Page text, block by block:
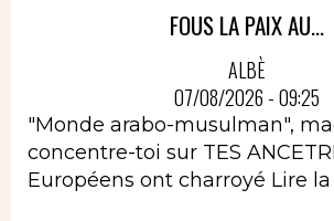
FOUS LA PAIX AU...
ALBÈ
07/08/2026 - 09:25
"Monde arabo-musulman",
concentre-toi sur TES
Européens ont charroyé Lire